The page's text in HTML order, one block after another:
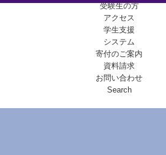
受験生の方
アクセス
学生支援
システム
寄付のご案内
資料請求
お問い合わせ
Search